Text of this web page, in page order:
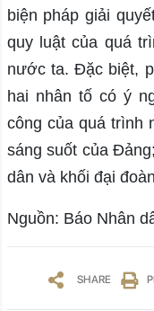
biện pháp giải
quy luật của quá
nước ta. Đặc biệt,
hai nhân tố có ý
công của quá trình
sáng suốt của
dân và khối đại
Nguồn: Báo Nhân
SHARE